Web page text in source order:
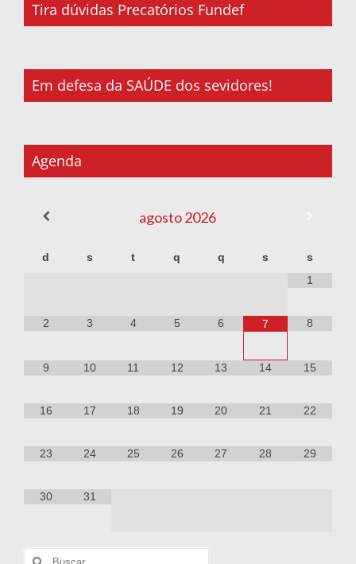
Tira dúvidas Precatórios Fundef
Em defesa da SAÚDE dos sevidores!
Agenda
agosto2026
d s t q q s
s
1
2 3 4 5 6 7 8
9 10 11 12 13 14 15
16 17 18 19 20 21 22
23 24 25 26 27 28 29
30 31